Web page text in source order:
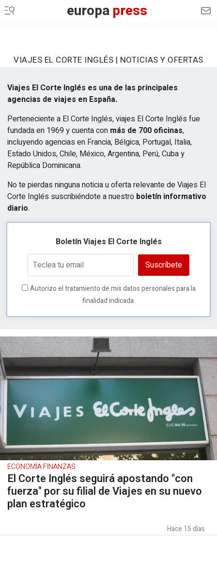
europapress
VIAJES EL CORTE INGLÉS | NOTICIAS Y OFERTAS
Viajes El Corte Inglés es una de las principales
agencias de viajes en España.
Perteneciente a El Corte Inglés, viajes El Corte Inglés fue
fundada en 1969 y cuenta con más de 700 oficinas,
incluyendo agencias en Francia, Bélgica, Portugal, Italia,
Estado Unidos, Chile, México, Argentina, Perú, Cuba y
República Dominicana.
No te pierdas ninguna noticia u oferta relevante de Viajes El
Corte Inglés suscribiéndote a nuestro boletín informativo
diario.
Boletín Viajes El Corte Inglés
Suscríbete
Autorizo el tratamiento de mis datos personales para la
finalidad indicada.
ECONOMÍA FINANZAS
El Corte Inglés seguirá apostando "con
fuerza" por su filial de Viajes en su nuevo
plan estratégico
Hace 15 días